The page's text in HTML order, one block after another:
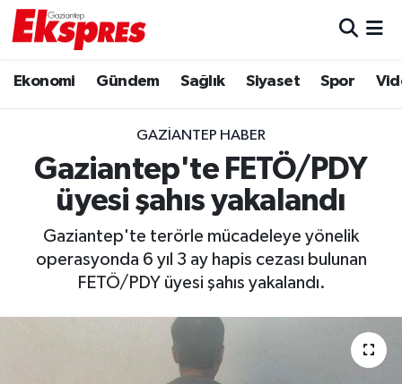
Ekonomi Gündem Sağlık Siyaset Spor
GAZIANTEP HABER
Gaziantep'te FETÖ/PDY
üyesi şahıs yakalandı
Gaziantep'te terörle mücadeleye yönelik
operasyonda 6 yıl 3 ay hapis cezası bulunan
FETÖ/PDY üyesi şahıs yakalandı.
Ekonomi
Gaziantep son dakika
Genel
Trafik Durumu
Puan Durumu ve Fikstür
Tüm Manşetler
Son Dakika Haberleri